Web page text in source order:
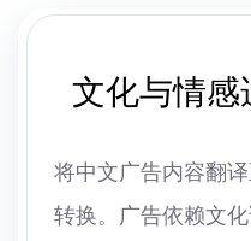
文化与情感
将中文广告内容翻
转换。广告依赖文